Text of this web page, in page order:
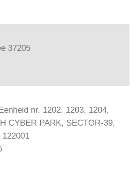
37205
nr. 1202, 1203, 1204,
CYBER PARK, SECTOR-39,